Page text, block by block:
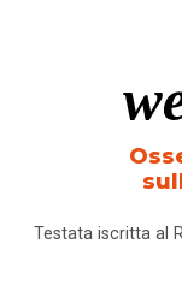
Testata iscritta al